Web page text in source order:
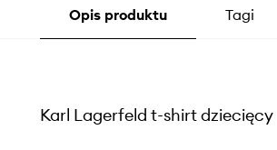
Opis produktu Tagi
Karl Lagerfeld t-shirt dziecięcy